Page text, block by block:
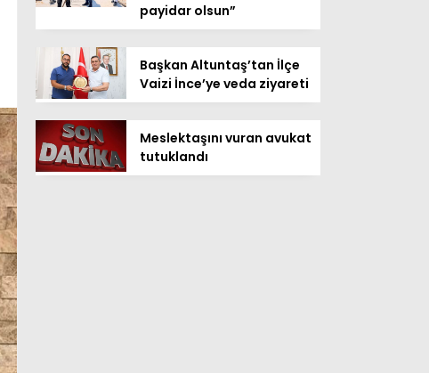
payidar olsun”
Başkan Altuntaş’tan İlçe
Vaizi İnce’ye veda ziyareti
Meslektaşını vuran avukat
tutuklandı